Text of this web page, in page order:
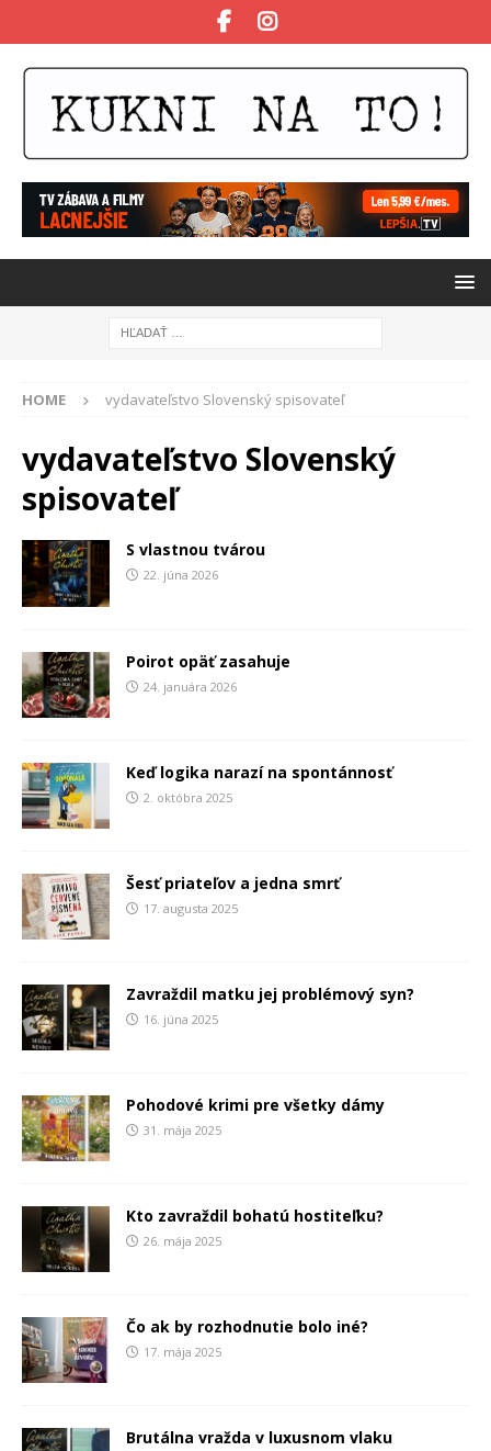
HOME vydavateľstvo Slovenský spisovateľ
vydavateľstvo Slovenský
spisovateľ
S vlastnou tvárou
22. júna 2026
Poirot opäť zasahuje
24. januára 2026
Keď logika narazí na spontánnosť
2. októbra 2025
Šesť priateľov a jedna smrť
17. augusta 2025
Zavraždil matku jej problémový syn?
16. júna 2025
Pohodové krimi pre všetky dámy
31. mája 2025
Kto zavraždil bohatú hostiteľku?
26. mája 2025
Čo ak by rozhodnutie bolo iné?
17. mája 2025
Brutálna vražda v luxusnom vlaku